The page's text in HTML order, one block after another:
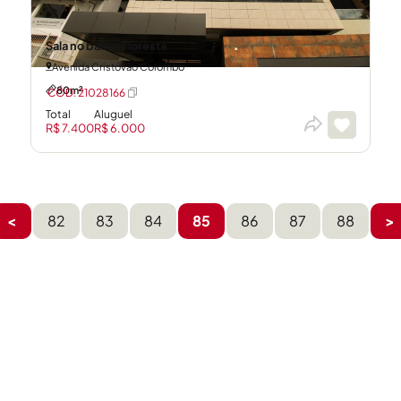
Sala no bairro Floresta
Avenida Cristóvão Colombo
80m²
Total
R$ 7.400
Aluguel
R$ 6.000
CÓD: 21028166
< 82 83 84 85 86 87 88 >